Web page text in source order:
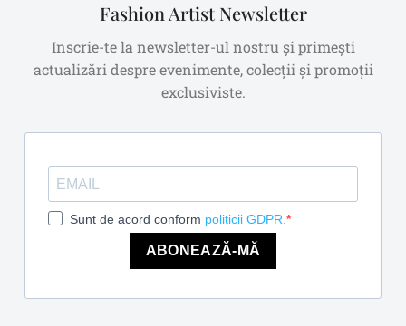
Fashion Artist Newsletter
Inscrie-te la newsletter-ul nostru și primești
actualizări despre evenimente, colecții și promoții
exclusiviste.
Sunt de acord conform politicii GDPR.
ABONEAZĂ-MĂ